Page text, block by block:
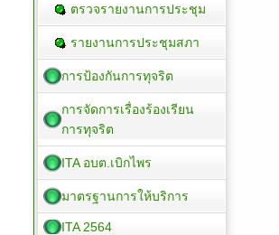
ตรวจรายงานการประชุม
รายงานการประชุมสภา
การป้องกันการทุจริต
การจัดการเรื่องร้องเรียน
การทุจริต
ITA อบต.เบิกไพร
มาตรฐานการให้บริการ
ITA 2564